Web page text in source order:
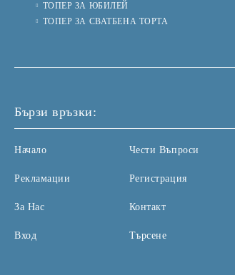
ТОПЕР ЗА ЮБИЛЕЙ
ТОПЕР ЗА СВАТБЕНА ТОРТА
Бързи връзки:
Начало
Рекламации
За Нас
Вход
Чести Въпроси
Регистрация
Контакт
Търсене